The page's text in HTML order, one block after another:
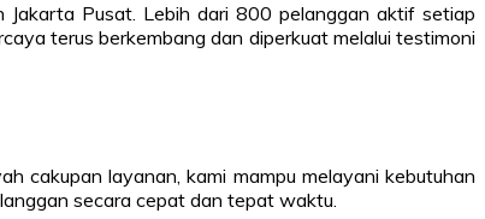
Jakarta Pusat. Lebih dari 800 pelanggan aktif setiap
terus berkembang dan diperkuat melalui testimoni
cakupan layanan, kami mampu melayani kebutuhan
secara cepat dan tepat waktu.